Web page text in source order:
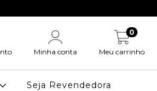
Minha conta Meu carrinho
0
Seja Revendedora